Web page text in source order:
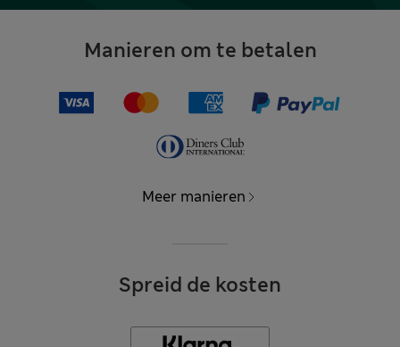
Manieren om te betalen
Meer manieren
Spreid de kosten